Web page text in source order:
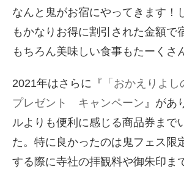
なんと鬼がお宿にやってきます！
もかなりお得に割引された金額で
もちろん美味しい食事もたーくさ
2021年はさらに『 「おかえりよ
プレゼント キャンペーン』があ
ルよりも便利に感じる商品券まで
た。特に良かったのは鬼フェス限
する際に寺社の拝観料や御朱印ま